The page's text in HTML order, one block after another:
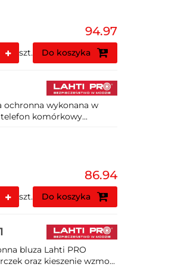
94.97
szt. Do koszyka
ochronna wykonana w
telefon komórkowy...
86.94
szt. Do koszyka
bluza Lahti PRO
oraz kieszenie wzmo...